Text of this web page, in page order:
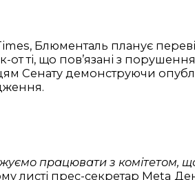
Блюменталь планує
от ті, що пов’язані з
Сенату демонструючи
працювати з комітетом,
листі прес-секретар Meta